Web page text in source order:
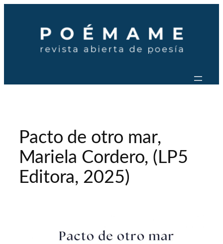
contenido
Pacto de otro mar,
Mariela Cordero, (LP5
Editora, 2025)